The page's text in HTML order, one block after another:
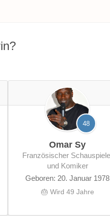
48
Omar Sy
französischer Schauspieler
und Komiker
Geboren: 20. Januar 1978
🎂 Wird 49 Jahre